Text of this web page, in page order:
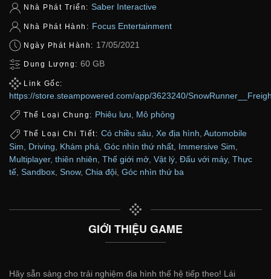
Nhà Phát Triển: Saber Interactive
Nhà Phát Hành: Focus Entertainment
Ngày Phát Hành: 17/05/2021
Dung Lượng: 60 GB
Link Gốc:
https://store.steampowered.com/app/3623240/
Thể Loại Chung: Phiêu lưu Mô phỏng
Thể Loại Chi Tiết: Có chiều sâu, Xe địa hình, Automobile
Sim
Driving Khám phá Góc nhìn thứ nhất Immersive Sim
Multiplayer, thiên nhiên Thế giới mở Vật lý Đấu với máy, Thực
tế Sandbox Snow, Chia đội Góc nhìn thứ ba
GIỚI THIỆU GAME
Hãy sẵn sàng cho trải nghiệm địa hình thế hệ tiếp theo! Lái